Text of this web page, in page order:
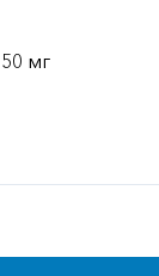
мг